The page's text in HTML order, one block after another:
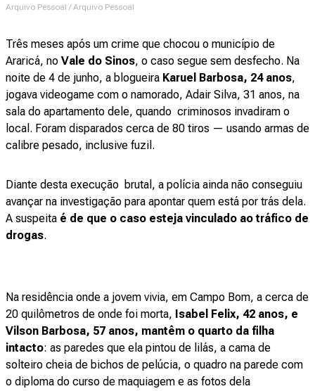
Arquivo Pessoal / Arquivo Pessoal
Três meses após um crime que chocou o município de
Araricá, no Vale do Sinos, o caso segue sem desfecho. Na
noite de 4 de junho, a blogueira Karuel Barbosa, 24 anos,
jogava videogame com o namorado, Adair Silva, 31 anos, na
sala do apartamento dele, quando criminosos invadiram o
local. Foram disparados cerca de 80 tiros — usando armas de
calibre pesado, inclusive fuzil.
Diante desta execução brutal, a polícia ainda não conseguiu
avançar na investigação para apontar quem está por trás dela.
A suspeita é de que o caso esteja vinculado ao tráfico de
drogas.
Na residência onde a jovem vivia, em Campo Bom, a cerca de
20 quilômetros de onde foi morta, Isabel Felix, 42 anos, e
Vilson Barbosa, 57 anos, mantêm o quarto da filha
intacto: as paredes que ela pintou de lilás, a cama de
solteiro cheia de bichos de pelúcia, o quadro na parede com
o diploma do curso de maquiagem e as fotos dela